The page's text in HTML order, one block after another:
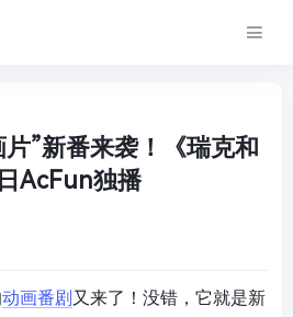
”新番来袭！《瑞克和
AcFun独播
动画番剧又来了！没错，它就是新